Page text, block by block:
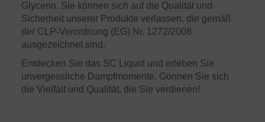
Glycerin. Sie können sich auf die Qualität und
Sicherheit unserer Produkte verlassen, die gemäß
der CLP-Verordnung (EG) Nr. 1272/2008
ausgezeichnet sind.
Entdecken Sie das SC Liquid und erleben Sie
unvergessliche Dampfmomente. Gönnen Sie sich
die Vielfalt und Qualität, die Sie verdienen!